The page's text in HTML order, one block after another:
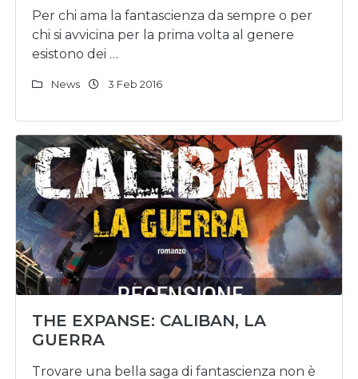
Per chi ama la fantascienza da sempre o per
chi si avvicina per la prima volta al genere
esistono dei …
News 3 Feb 2016
THE EXPANSE: CALIBAN, LA
GUERRA
Trovare una bella saga di fantascienza non è